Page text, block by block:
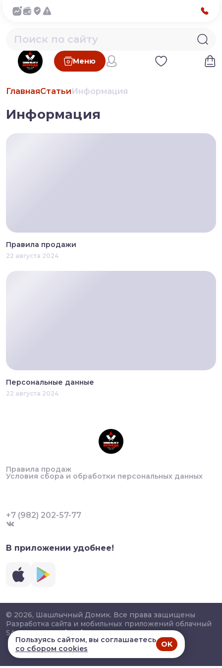
Меню
ГлавнаяСтатьиИнформация
Информация
Правила продажи
22 августа 2024
Персональные данные
22 августа 2024
Правила продаж
Условия сбора и обработки персональных данных
+7 (982) 202-57-77
В приложении удобнее!
© 2026, Шашлычный Домик. Все права защищены
Разработка сайта и мобильных приложений облачный
SAAS сервисSalesKit
Пользуясь сайтом, вы соглашаетесь
со сбором cookies
OK